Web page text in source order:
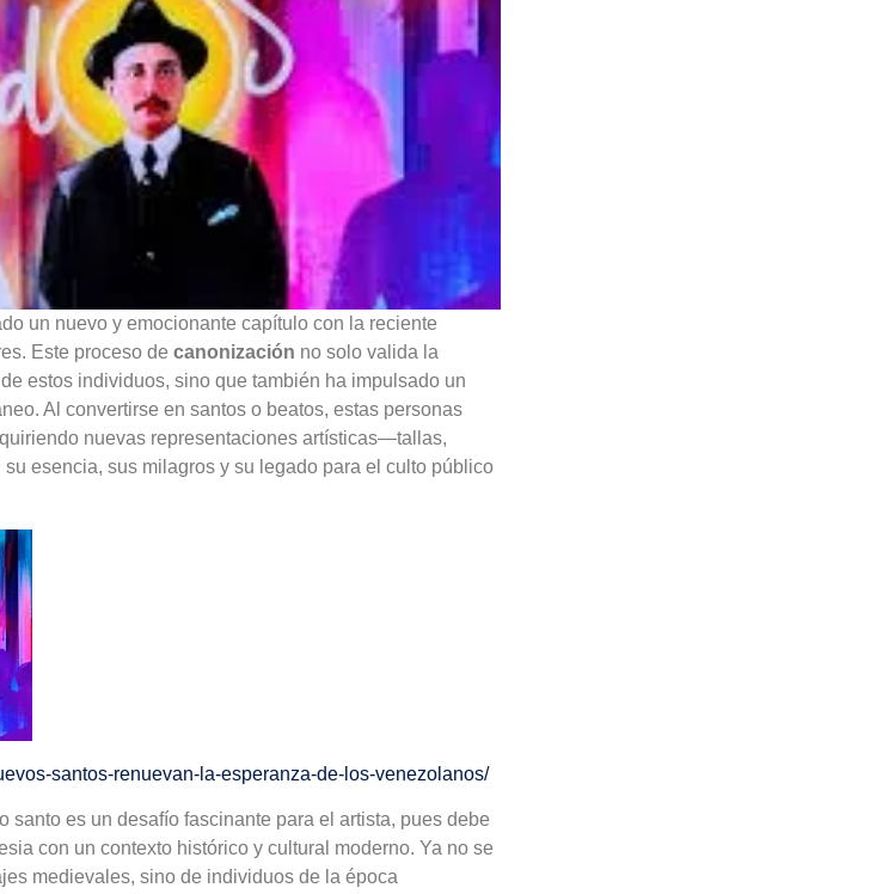
un nuevo y emocionante capítulo con la reciente
Este proceso de canonización no solo valida la
estos individuos, sino que también ha impulsado un
Al convertirse en santos o beatos, estas personas
nuevas representaciones artísticas—tallas,
esencia, sus milagros y su legado para el culto público
santos-renuevan-la-esperanza-de-los-venezolanos/
santo es un desafío fascinante para el artista, pues debe
con un contexto histórico y cultural moderno. Ya no se
medievales, sino de individuos de la época